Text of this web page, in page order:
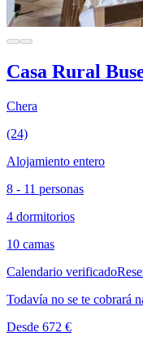
Casa Rural
Chera
(24)
Alojamiento entero
8 - 11 personas
4 dormitorios
10 camas
Calendario verificado
Todavía no se te cobrará
Desde 672 €